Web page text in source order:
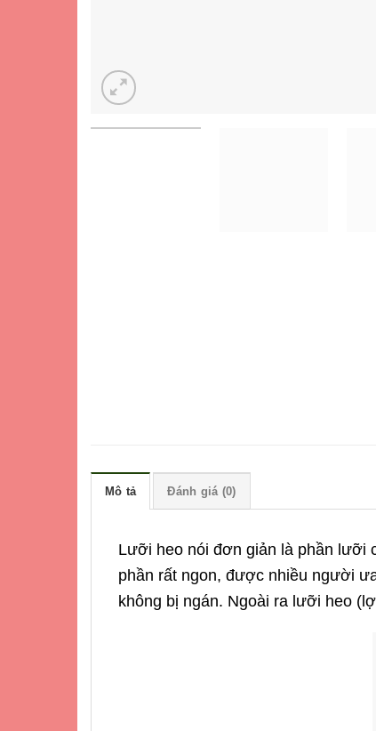
Mô tả Đánh giá (0)
Lưỡi heo nói đơn giản là phần lưỡi
phần rất ngon, được nhiều người
không bị ngán. Ngoài ra lưỡi heo